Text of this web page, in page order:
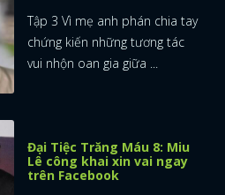
Tập 3 Vì mẹ anh phán chia tay
chứng kiến những tương tác
vui nhộn oan gia giữa ...
Đại Tiệc Trăng Máu 8: Miu
Lê công khai xin vai ngay
trên Facebook